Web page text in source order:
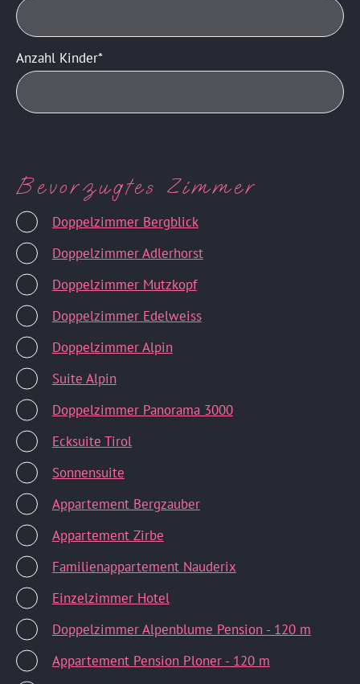
Anzahl Kinder
Bevorzugtes Zimmer
Doppelzimmer Bergblick
Doppelzimmer Adlerhorst
Doppelzimmer Mutzkopf
Doppelzimmer Edelweiss
Doppelzimmer Alpin
Suite Alpin
Doppelzimmer Panorama 3000
Ecksuite Tirol
Sonnensuite
Appartement Bergzauber
Appartement Zirbe
Familienappartement Nauderix
Einzelzimmer Hotel
Doppelzimmer Alpenblume Pension - 120 m
Appartement Pension Ploner - 120 m